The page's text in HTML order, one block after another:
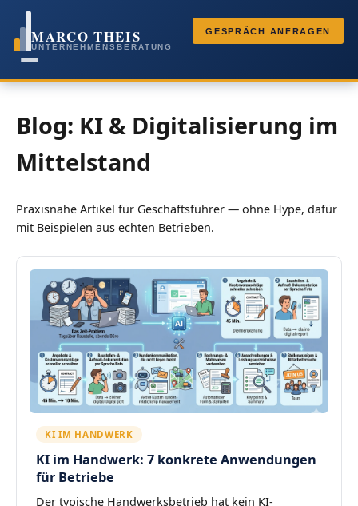
MARCO THEIS
UNTERNEHMENSBERATUNG
GESPRÄCH ANFRAGEN
Blog: KI & Digitalisierung im
Mittelstand
Praxisnahe Artikel für Geschäftsführer — ohne Hype, dafür
mit Beispielen aus echten Betrieben.
KI IM HANDWERK
KI im Handwerk: 7 konkrete Anwendungen
für Betriebe
Der typische Handwerksbetrieb hat kein KI-